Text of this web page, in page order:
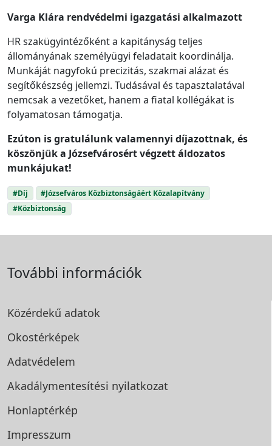
Varga Klára rendvédelmi igazgatási alkalmazott
HR szakügyintézőként a kapitányság teljes
állományának személyügyi feladatait koordinálja.
Munkáját nagyfokú precizitás, szakmai alázat és
segítőkészség jellemzi. Tudásával és tapasztalatával
nemcsak a vezetőket, hanem a fiatal kollégákat is
folyamatosan támogatja.
Ezúton is gratulálunk valamennyi díjazottnak, és
köszönjük a Józsefvárosért végzett áldozatos
munkájukat!
#Díj
#Józsefváros Közbiztonságáért Közalapítvány
#Közbiztonság
További információk
Közérdekű adatok
Okostérképek
Adatvédelem
Akadálymentesítési nyilatkozat
Honlaptérkép
Impresszum